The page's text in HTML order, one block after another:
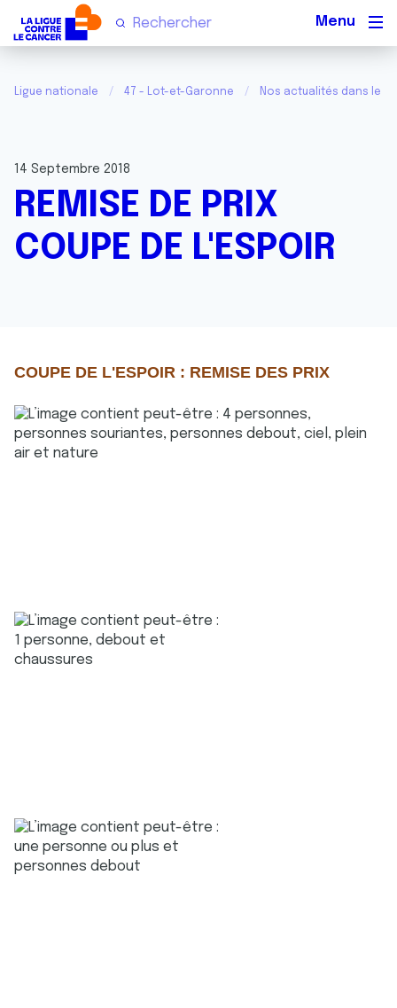
Ligue nationale 47 - Lot-et-Garonne Nos actualités dans le
14 Septembre 2018
REMISE DE PRIX
COUPE DE L'ESPOIR
COUPE DE L'ESPOIR : REMISE DES PRIX